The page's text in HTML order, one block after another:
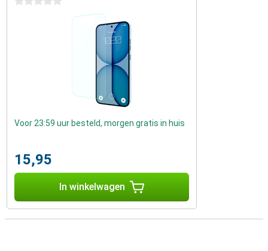
Voor 23:59 uur besteld, morgen gratis in huis
15,95
In winkelwagen